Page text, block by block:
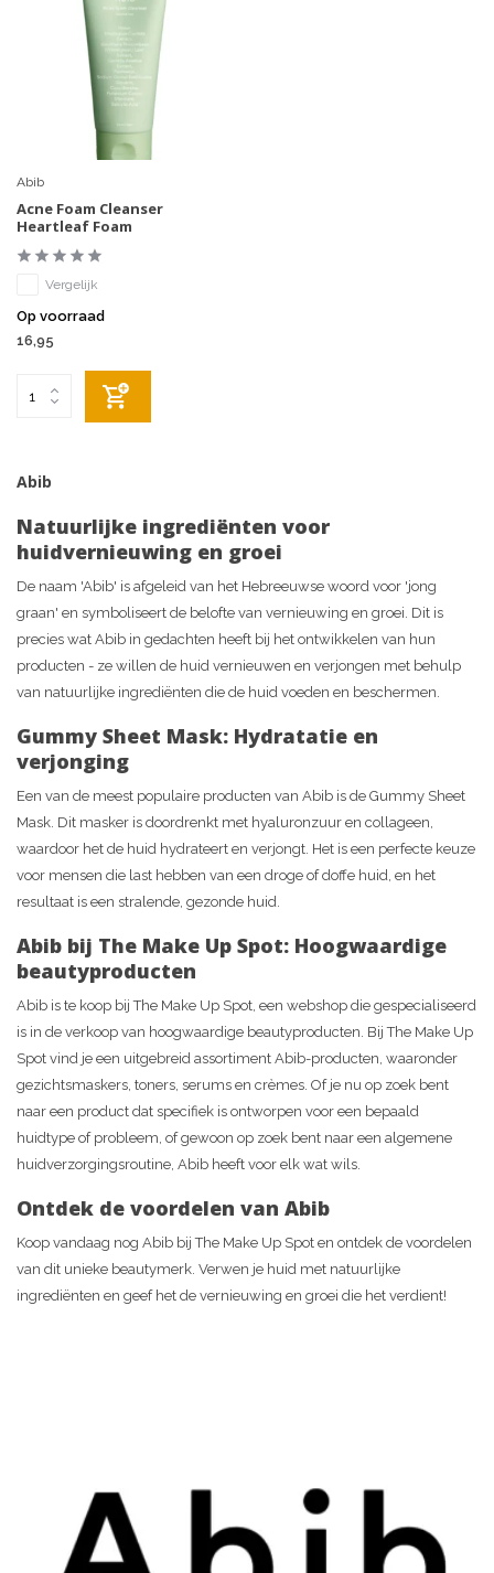
Abib
Acne Foam Cleanser
Heartleaf Foam
Vergelijk
Op voorraad
16,95
Abib
Natuurlijke ingrediënten voor
huidvernieuwing en groei
De naam 'Abib' is afgeleid van het Hebreeuwse woord voor 'jong
graan' en symboliseert de belofte van vernieuwing en groei. Dit is
precies wat Abib in gedachten heeft bij het ontwikkelen van hun
producten - ze willen de huid vernieuwen en verjongen met behulp
van natuurlijke ingrediënten die de huid voeden en beschermen.
Gummy Sheet Mask: Hydratatie en
verjonging
Een van de meest populaire producten van Abib is de Gummy Sheet
Mask. Dit masker is doordrenkt met hyaluronzuur en collageen,
waardoor het de huid hydrateert en verjongt. Het is een perfecte keuze
voor mensen die last hebben van een droge of doffe huid, en het
resultaat is een stralende, gezonde huid.
Abib bij The Make Up Spot: Hoogwaardige
beautyproducten
Abib is te koop bij The Make Up Spot, een webshop die gespecialiseerd
is in de verkoop van hoogwaardige beautyproducten. Bij The Make Up
Spot vind je een uitgebreid assortiment Abib-producten, waaronder
gezichtsmaskers, toners, serums en crèmes. Of je nu op zoek bent
naar een product dat specifiek is ontworpen voor een bepaald
huidtype of probleem, of gewoon op zoek bent naar een algemene
huidverzorgingsroutine, Abib heeft voor elk wat wils.
Ontdek de voordelen van Abib
Koop vandaag nog Abib bij The Make Up Spot en ontdek de voordelen
van dit unieke beautymerk. Verwen je huid met natuurlijke
ingrediënten en geef het de vernieuwing en groei die het verdient!